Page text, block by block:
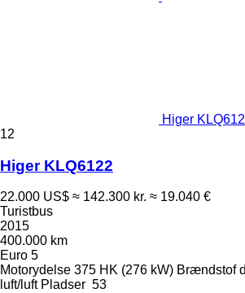
Higer
12
Higer KLQ6122
22.000 US$ ≈ 142.300 kr. ≈ 19.040 €
Turistbus
2015
400.000 km
Euro 5
Motorydelse 375 HK (276 kW) Brændstof
luft/luft Pladser 53